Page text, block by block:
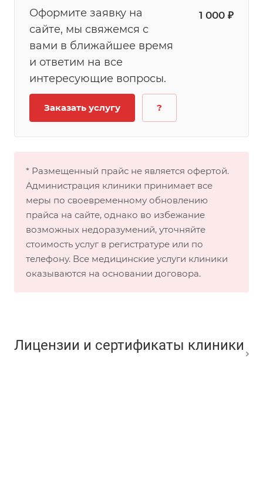
Оформите заявку на
сайте, мы свяжемся с
вами в ближайшее время
и ответим на все
интересующие вопросы.
1 000 ₽
Заказать услугу ?
* Размещенный прайс не является офертой.
Администрация клиники принимает все
меры по своевременному обновлению
прайса на сайте, однако во избежание
возможных недоразумений, уточняйте
стоимость услуг в регистратуре или по
телефону. Все медицинские услуги клиники
оказываются на основании договора.
Лицензии и сертификаты клиники